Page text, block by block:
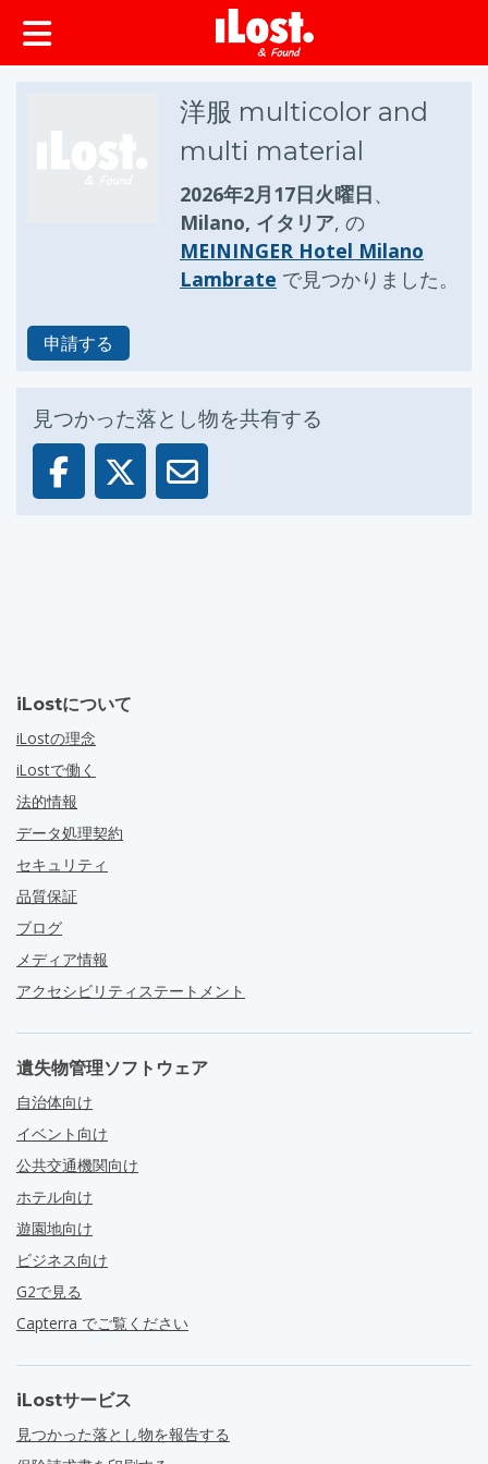
ップ
洋服 multicolor and
multi material
2026年2月17日火曜日、
Milano, イタリア, の
MEININGER Hotel Milano
Lambrate で見つかりました。
申請する
見つかった落とし物を共有する
iLostについて
iLostの理念
iLostで働く
法的情報
データ処理契約
セキュリティ
品質保証
ブログ
メディア情報
アクセシビリティステートメント
遺失物管理ソフトウェア
自治体向け
イベント向け
公共交通機関向け
ホテル向け
遊園地向け
ビジネス向け
G2で見る
Capterra でご覧ください
iLostサービス
見つかった落とし物を報告する